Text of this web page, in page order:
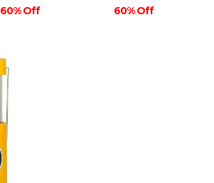
60% Off 60% Off